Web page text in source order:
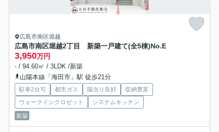
広島市南区堀越
広島市南区堀越2丁目 新築一戸建て(全5棟)No.E
3,950万円
- / 94.60㎡ / 3LDK /新築
山陽本線「海田市」駅 徒歩21分
駐車2台可 都市ガス 陽当り良好
収納豊富
ウォークインクロゼット
システムキッチン
新築